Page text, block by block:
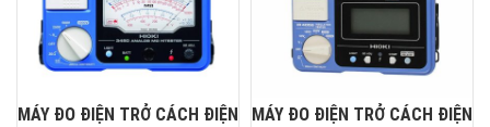
MÁY ĐO ĐIỆN TRỞ CÁCH ĐIỆN
MÁY ĐO ĐIỆN TRỞ CÁCH ĐIỆN